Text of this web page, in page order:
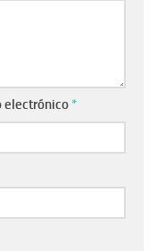
electrónico *